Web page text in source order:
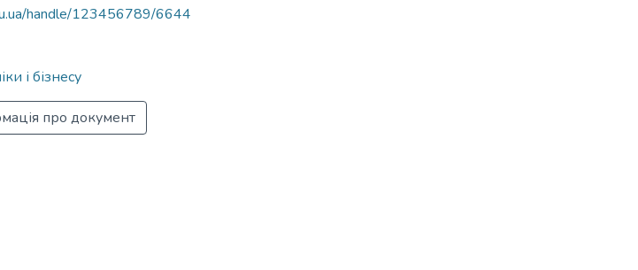
handle/123456789/6644
і бізнесу
про документ